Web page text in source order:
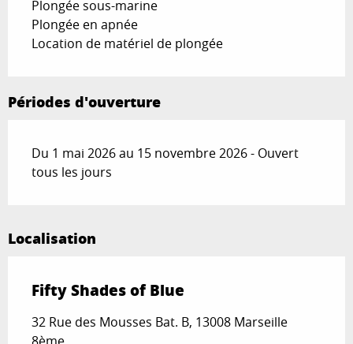
Plongée sous-marine
Plongée en apnée
Location de matériel de plongée
Périodes d'ouverture
Du 1 mai 2026 au 15 novembre 2026 - Ouvert
tous les jours
Localisation
Fifty Shades of Blue
32 Rue des Mousses Bat. B, 13008 Marseille